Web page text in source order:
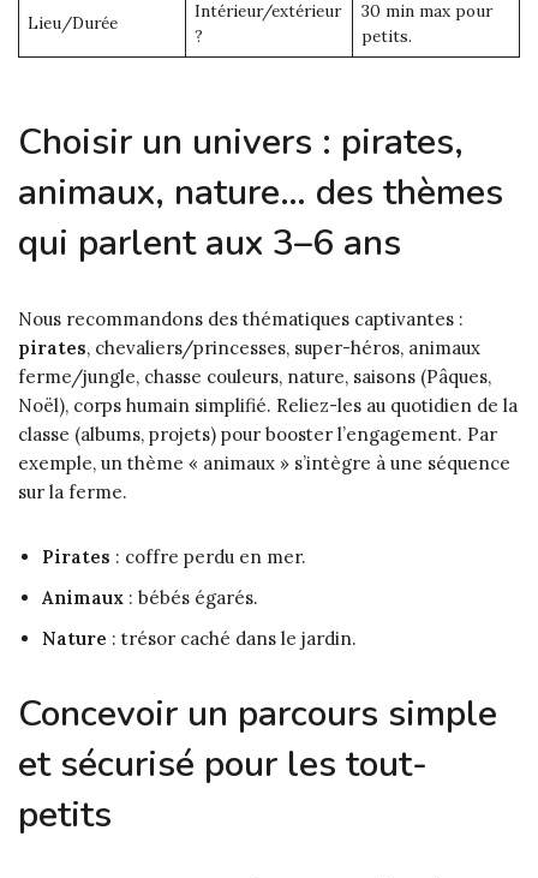
Lieu/Durée
Intérieur/extérieur
?
30 min max pour
petits.
Choisir un univers : pirates,
animaux, nature… des thèmes
qui parlent aux 3–6 ans
Nous recommandons des thématiques captivantes :
pirates, chevaliers/princesses, super-héros, animaux
ferme/jungle, chasse couleurs, nature, saisons (Pâques,
Noël), corps humain simplifié. Reliez-les au quotidien de la
classe (albums, projets) pour booster l’engagement. Par
exemple, un thème « animaux » s’intègre à une séquence
sur la ferme.
Pirates : coffre perdu en mer.
Animaux : bébés égarés.
Nature : trésor caché dans le jardin.
Concevoir un parcours simple
et sécurisé pour les tout-
petits